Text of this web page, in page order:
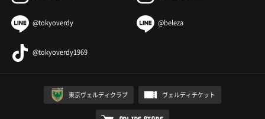
@tokyoverdy @beleza
@tokyoverdy1969
東京ヴェルディクラブ ヴェルディチケット